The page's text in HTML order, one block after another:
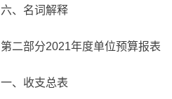
六、名词解释
第二部分2021年度单位预算报表
一、收支总表